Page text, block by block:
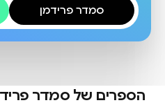
סמדר פרידמן
הספרים של סמדר